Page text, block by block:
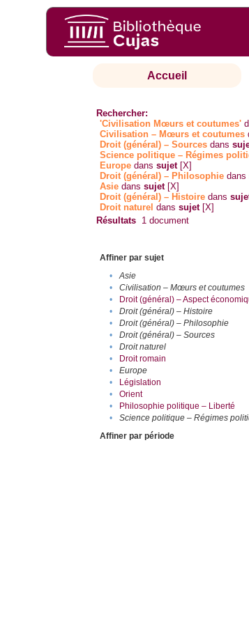
Accueil
Rechercher:
'Civilisation Mœurs et coutumes'
Civilisation – Mœurs et coutumes
Droit (général) – Sources dans
Science politique – Régimes
Europe danssujet [X]
Droit (général) – Philosophie dans
Asie danssujet [X]
Droit (général) – Histoire dans
Droit naturel danssujet [X]
Résultats 1 document
Affiner par sujet
•
Asie
•
Civilisation – Mœurs et coutumes
•
Droit (général) – Aspect
•
Droit (général) – Histoire
•
Droit (général) – Philosophie
•
Droit (général) – Sources
•
Droit naturel
•
Droit romain
•
Europe
•
Législation
•
Orient
•
Philosophie politique – Liberté
•
Science politique – Régimes
Affiner par période